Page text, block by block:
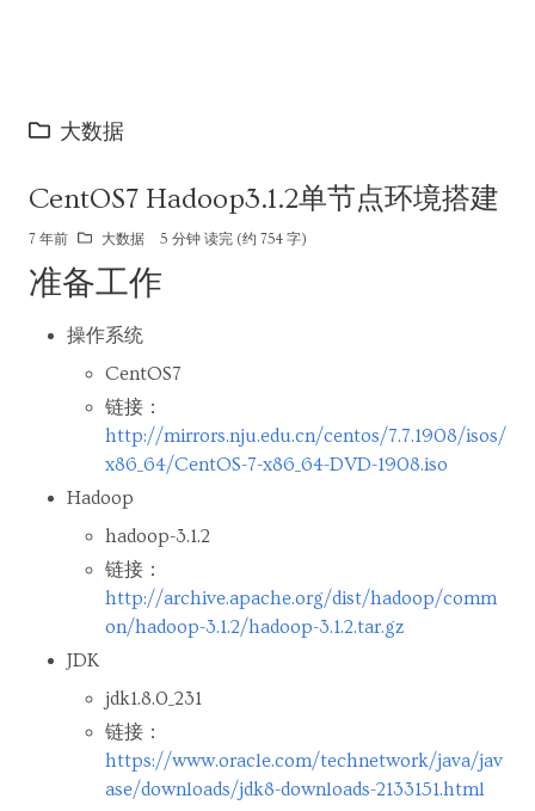
大数据
CentOS7 Hadoop3.1.2单节点环境搭建
7 年前 大数据 5 分钟 读完 (约 754 字)
准备工作
操作系统
CentOS7
链接：
http://mirrors.nju.edu.cn/centos/7.7.1908/isos/
x86_64/CentOS-7-x86_64-DVD-1908.iso
Hadoop
hadoop-3.1.2
链接：
http://archive.apache.org/dist/hadoop/comm
on/hadoop-3.1.2/hadoop-3.1.2.tar.gz
JDK
jdk1.8.0_231
链接：
https://www.oracle.com/technetwork/java/jav
ase/downloads/jdk8-downloads-2133151.html